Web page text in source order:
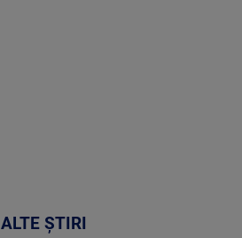
ALTE ȘTIRI